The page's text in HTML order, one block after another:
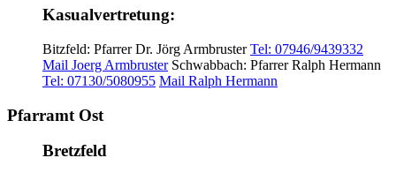
Kasualvertretung:
Bitzfeld: Pfarrer Dr. Jörg ArmbrusterTel: 07946/9439332
Mail Joerg Armbruster Schwabbach: Pfarrer Ralph Hermann
Tel: 07130/5080955 Mail Ralph Hermann
Pfarramt Ost
Bretzfeld